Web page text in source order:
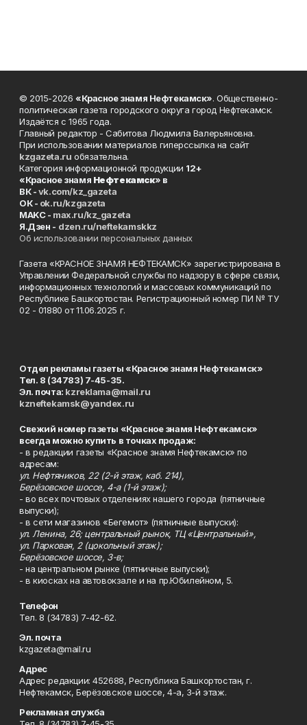
© 2015-2026 «Красное знамя Нефтекамск». Общественно-
политическая газета городского округа город Нефтекамск.
Издаётся с 1965 года.
Главный редактор - Сабитова Людмила Валерьяновна.
При использовании материалов гиперссылка на сайт
kzgazeta.ru обязательна.
Категория информационной продукции 12+
«Красное знамя Нефтекамск» в
ВК -vk.com/kz_gazeta
ОК - ok.ru/kzgazeta
MAKC - max.ru/kz_gazeta
Я.Дзен - dzen.ru/neftekamskkz
Об использовании персональных данных
Газета «КРАСНОЕ ЗНАМЯ НЕФТЕКАМСК» зарегистрирована в
Управлении Федеральной службы по надзору в сфере связи,
информационных технологий и массовых коммуникаций по
Республике Башкортостан. Регистрационный номер ПИ № ТУ
02 - 01880 от 11.06.2025 г.
Отдел рекламы газеты «Красное знамя Нефтекамск»
Тел. 8 (34783) 7-45-35.
Эл. почта: kzreklama@mail.ru
kzneftekamsk@yandex.ru
Свежий номер газеты «Красное знамя Нефтекамск»
всегда можно купить в точках продаж:
- в редакции газеты «Красное знамя Нефтекамск» по
адресам:
ул. Нефтяников, 22 (2-й этаж, каб. 214),
Берёзовское шоссе, 4-а (1-й этаж);
- во всех почтовых отделениях нашего города (пятничные
выпуски);
- в сети магазинов «Бегемот» (пятничные выпуски):
ул. Ленина, 26; центральный рынок, ТЦ «Центральный»,
ул. Парковая, 2 (цокольный этаж);
Берёзовское шоссе, 3-в;
- на центральном рынке (пятничные выпуски);
- в киосках на автовокзале и на пр.Юбилейном, 5.
Телефон
Тел. 8 (34783) 7-42-62.
Эл. почта
kzgazeta@mail.ru
Адрес
Адрес редакции: 452688, Республика Башкортостан, г.
Нефтекамск, Берёзовское шоссе, 4-а, 3-й этаж.
Рекламная служба